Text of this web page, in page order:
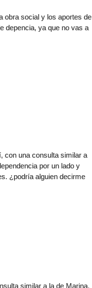
obra social y los aportes de
depencia, ya que no vas a
con una consulta similar a
por un lado y
¿podría alguien decirme
similar a la de Marina,